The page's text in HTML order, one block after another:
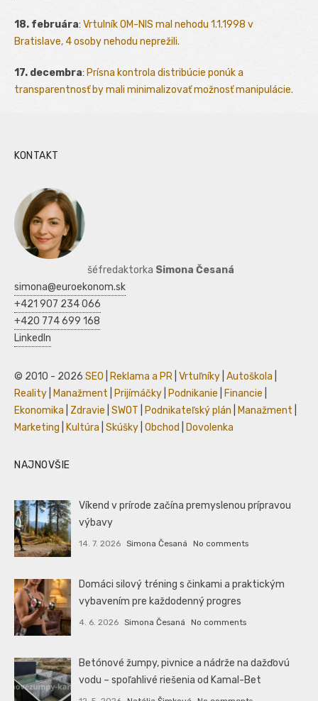
18. februára: Vrtulník OM-NIS mal nehodu 1.1.1998 v
Bratislave, 4 osoby nehodu neprežili.
17. decembra: Prísna kontrola distribúcie ponúk a
transparentnosť by mali minimalizovať možnosť manipulácie.
KONTAKT
šéfredaktorka Simona Česaná
simona@euroekonom.sk
+421 907 234 066
+420 774 699 168
LinkedIn
© 2010 - 2026 SEO Reklama a PR Vrtuľníky Autoškola
Reality
Manažment Prijímáčky Podnikanie Financie
Ekonomika
Zdravie SWOT Podnikateľský plán Manažment
Marketing
Kultúra Skúšky Obchod Dovolenka
NAJNOVŠIE
Víkend v prírode začína premyslenou prípravou
výbavy
14. 7. 2026 Simona Česaná No comments
Domáci silový tréning s činkami a praktickým
vybavením pre každodenný progres
4. 6. 2026 Simona Česaná No comments
Betónové žumpy, pivnice a nádrže na dažďovú
vodu – spoľahlivé riešenia od Kamal-Bet